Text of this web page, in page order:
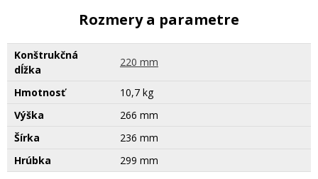
Rozmery a parametre
Konštrukčná
dĺžka
220 mm
Hmotnosť
10,7 kg
Výška
266 mm
Šírka
236 mm
Hrúbka
299 mm